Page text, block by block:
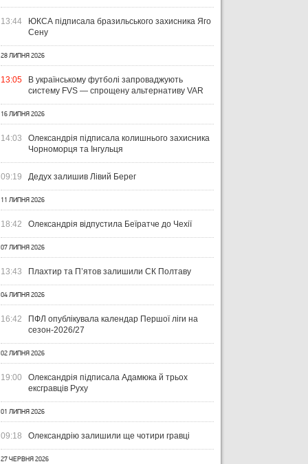
13:44
ЮКСА підписала бразильського захисника Яго
Сену
28 ЛИПНЯ 2026
13:05
В українському футболі запроваджують
систему FVS — спрощену альтернативу VAR
16 ЛИПНЯ 2026
14:03
Олександрія підписала колишнього захисника
Чорноморця та Інгульця
09:19 Дедух залишив Лівий Берег
11 ЛИПНЯ 2026
18:42 Олександрія відпустила Беїратче до Чехії
07 ЛИПНЯ 2026
13:43 Плахтир та П’ятов залишили СК Полтаву
04 ЛИПНЯ 2026
16:42
ПФЛ опублікувала календар Першої ліги на
сезон-2026/27
02 ЛИПНЯ 2026
19:00
Олександрія підписала Адамюка й трьох
ексгравців Руху
01 ЛИПНЯ 2026
09:18 Олександрію залишили ще чотири гравці
27 ЧЕРВНЯ 2026